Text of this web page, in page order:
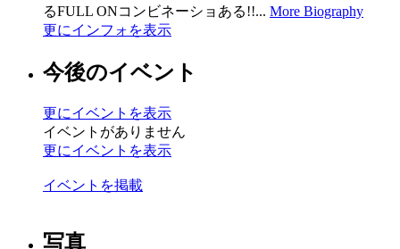
るFULL ONコンビネーショある!!... More Biography
更にインフォを表示
今後のイベント
更にイベントを表示
イベントがありません
更にイベントを表示
イベントを掲載
写真